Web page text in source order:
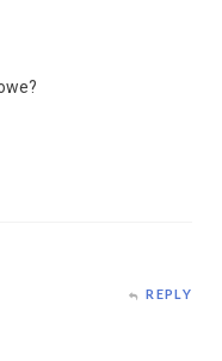
REPLY